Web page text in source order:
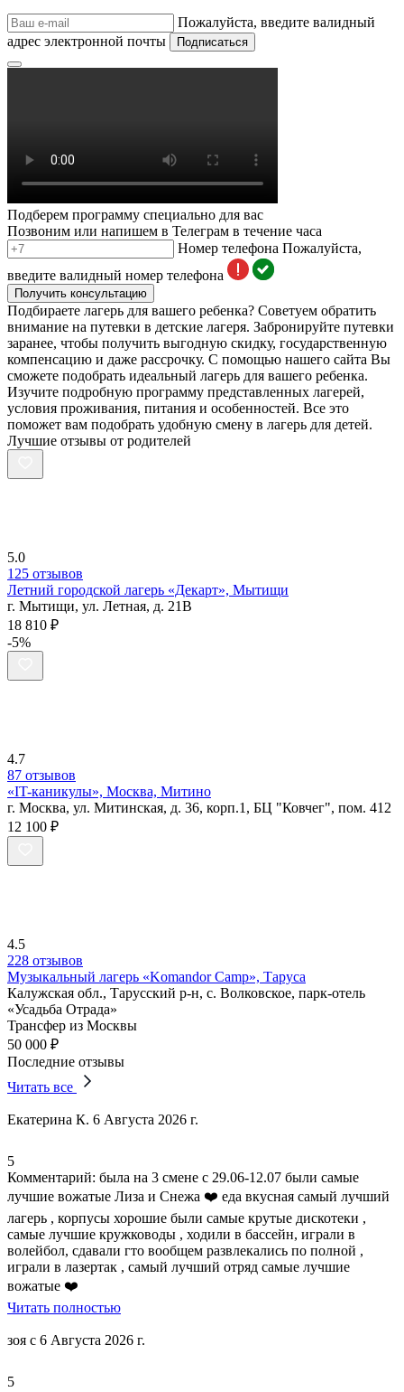
Пожалуйста, введите валидный
адрес электронной почты
Подписаться
Подберем программу специально для вас
Позвоним или напишем в Телеграм в течение часа
Номер телефона Пожалуйста,
введите валидный номер телефона
Получить консультацию
Подбираете лагерь для вашего ребенка? Советуем обратить
внимание на путевки в детские лагеря. Забронируйте путевки
заранее, чтобы получить выгодную скидку, государственную
компенсацию и даже рассрочку. С помощью нашего сайта Вы
сможете подобрать идеальный лагерь для вашего ребенка.
Изучите подробную программу представленных лагерей,
условия проживания, питания и особенностей. Все это
поможет вам подобрать удобную смену в лагерь для детей.
Лучшие отзывы от родителей
5.0
125 отзывов
Летний городской лагерь «Декарт», Мытищи
г. Мытищи, ул. Летная, д. 21В
18 810 ₽
-5%
4.7
87 отзывов
«IT-каникулы», Москва, Митино
г. Москва, ул. Митинская, д. 36, корп.1, БЦ "Ковчег", пом. 412
12 100 ₽
4.5
228 отзывов
Музыкальный лагерь «Komandor Camp», Таруса
Калужская обл., Тарусский р-н, с. Волковское, парк-отель
«Усадьба Отрада»
Трансфер из Москвы
50 000 ₽
Последние отзывы
Читать все
Екатерина К. 6 Августа 2026 г.
5
Комментарий: была на 3 смене с 29.06-12.07 были самые
лучшие вожатые Лиза и Снежа ❤️ еда вкусная самый лучший
лагерь , корпусы хорошие были самые крутые дискотеки ,
самые лучшие кружководы , ходили в бассейн, играли в
волейбол, сдавали гто вообщем развлекались по полной ,
играли в лазертак , самый лучший отряд самые лучшие
вожатые ❤️
Читать полностью
зоя с 6 Августа 2026 г.
5